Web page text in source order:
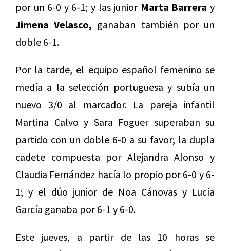
por un 6-0 y 6-1; y las junior Marta Barrera y
Jimena Velasco, ganaban también por un
doble 6-1.
Por la tarde, el equipo español femenino se
medía a la selección portuguesa y subía un
nuevo 3/0 al marcador. La pareja infantil
Martina Calvo y Sara Foguer superaban su
partido con un doble 6-0 a su favor; la dupla
cadete compuesta por Alejandra Alonso y
Claudia Fernández hacía lo propio por 6-0 y 6-
1; y el dúo junior de Noa Cánovas y Lucía
García ganaba por 6-1 y 6-0.
Este jueves, a partir de las 10 horas se